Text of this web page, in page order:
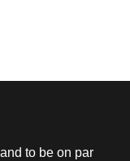
to be on par